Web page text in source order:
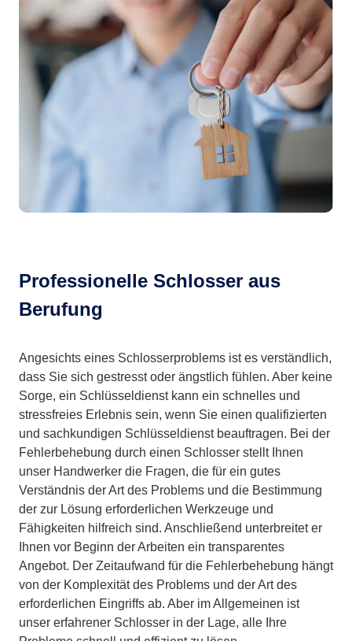
Professionelle Schlosser aus
Berufung
Angesichts eines Schlosserproblems ist es verständlich,
dass Sie sich gestresst oder ängstlich fühlen. Aber keine
Sorge, ein Schlüsseldienst kann ein schnelles und
stressfreies Erlebnis sein, wenn Sie einen qualifizierten
und sachkundigen Schlüsseldienst beauftragen. Bei der
Fehlerbehebung durch einen Schlosser stellt Ihnen
unser Handwerker die Fragen, die für ein gutes
Verständnis der Art des Problems und die Bestimmung
der zur Lösung erforderlichen Werkzeuge und
Fähigkeiten hilfreich sind. Anschließend unterbreitet er
Ihnen vor Beginn der Arbeiten ein transparentes
Angebot. Der Zeitaufwand für die Fehlerbehebung hängt
von der Komplexität des Problems und der Art des
erforderlichen Eingriffs ab. Aber im Allgemeinen ist
unser erfahrener Schlosser in der Lage, alle Ihre